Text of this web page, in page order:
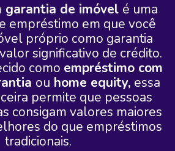
garantia de imóvel é uma
empréstimo em que você
próprio como garantia
significativo de crédito.
como empréstimo com
ou home equity, essa
permite que pessoas
consigam valores maiores
do que empréstimos
tradicionais.